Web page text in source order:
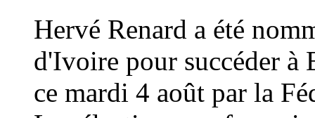
Hervé Renard a été
d'Ivoire pour succéder à
ce mardi 4 août par la